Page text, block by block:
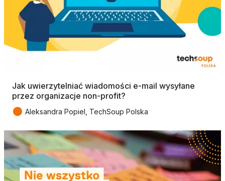
Jak uwierzytelniać wiadomości e-mail wysyłane
przez organizacje non-profit?
● Aleksandra Popiel, TechSoup Polska